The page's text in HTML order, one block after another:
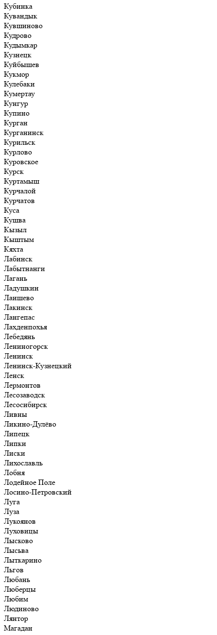
Кубинка
Кувандык
Кувшиново
Кудрово
Кудымкар
Кузнецк
Куйбышев
Кукмор
Кулебаки
Кумертау
Кунгур
Купино
Курган
Курганинск
Курильск
Курлово
Куровское
Курск
Куртамыш
Курчалой
Курчатов
Куса
Кушва
Кызыл
Кыштым
Кяхта
Лабинск
Лабытнанги
Лагань
Ладушкин
Лаишево
Лакинск
Лангепас
Лахденпохья
Лебедянь
Лениногорск
Ленинск
Ленинск-Кузнецкий
Ленск
Лермонтов
Лесозаводск
Лесосибирск
Ливны
Ликино-Дулёво
Липецк
Липки
Лиски
Лихославль
Лобня
Лодейное Поле
Лосино-Петровский
Луга
Луза
Лукоянов
Луховицы
Лысково
Лысьва
Лыткарино
Льгов
Любань
Люберцы
Любим
Людиново
Лянтор
Магадан